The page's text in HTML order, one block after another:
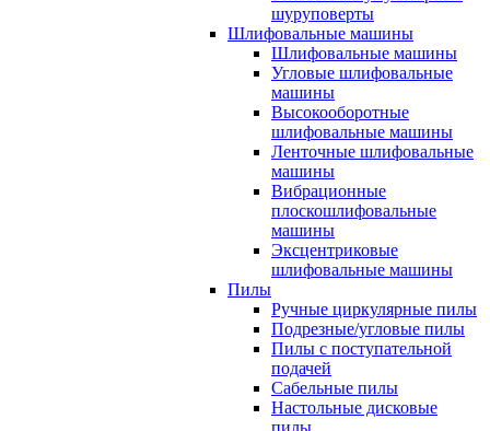
шуруповерты
Шлифовальные машины
Шлифовальные машины
Угловые шлифовальные
машины
Высокооборотные
шлифовальные машины
Ленточные шлифовальные
машины
Вибрационные
плоскошлифовальные
машины
Эксцентриковые
шлифовальные машины
Пилы
Ручные циркулярные пилы
Подрезные/угловые пилы
Пилы с поступательной
подачей
Сабельные пилы
Настольные дисковые
пилы